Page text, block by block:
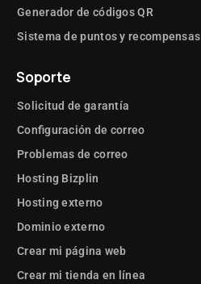
Generador de códigos QR
Sistema de puntos y recompensas
Soporte
Solicitud de garantía
Configuración de correo
Problemas de correo
Hosting Bizplin
Hosting externo
Dominio externo
Crear mi página web
Crear mi tienda en línea